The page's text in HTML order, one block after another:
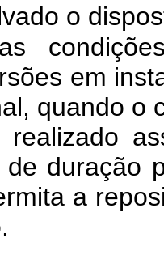
o
em
quando o
duração
a